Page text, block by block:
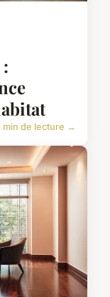
min de lecture →